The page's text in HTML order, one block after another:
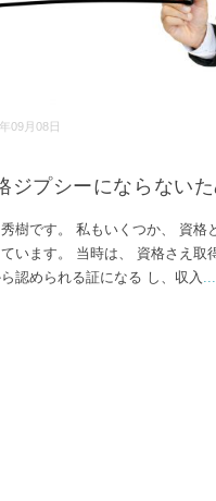
09月08日
ジプシーにならない
樹です。 私もいくつか、 資格
います。 当時は、 資格さえ取
認められる証になる し、収入 ...